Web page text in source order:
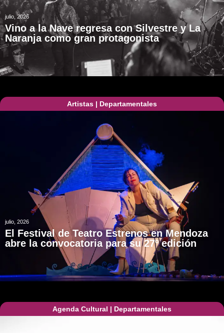
julio, 2026
Vino a la Nave regresa con Silvestre y La
Naranja como gran protagonista
Artistas | Departamentales
julio, 2026
El Festival de Teatro Estrenos en Mendoza
abre la convocatoria para su 27º edición
Agenda Cultural | Departamentales